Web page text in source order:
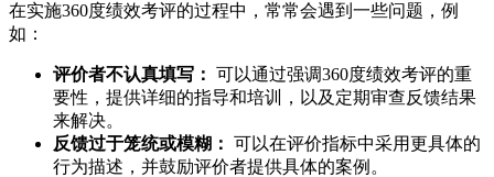
在实施360度绩效考评的过程中，常常会遇到一些问题，例
如：
评价者不认真填写： 可以通过强调360度绩效考评的重
要性，提供详细的指导和培训，以及定期审查反馈结果
来解决。
反馈过于笼统或模糊： 可以在评价指标中采用更具体的
行为描述，并鼓励评价者提供具体的案例。